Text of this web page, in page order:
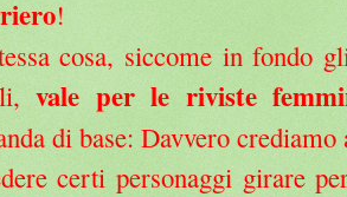
!
cosa, siccome in fondo
vale per le riviste
di base: Davvero
certi personaggi girare